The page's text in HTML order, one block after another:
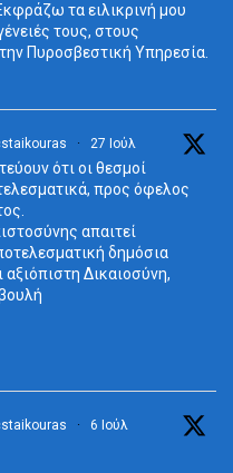
τα ειλικρινή μου
τους, στους
Πυροσβεστική Υπηρεσία.
· 27 Ιούλ
ότι οι θεσμοί
προς όφελος
απαιτεί
δημόσια
αξιόπιστη Δικαιοσύνη,
· 6 Ιούλ